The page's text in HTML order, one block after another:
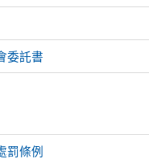
委託書
罰條例